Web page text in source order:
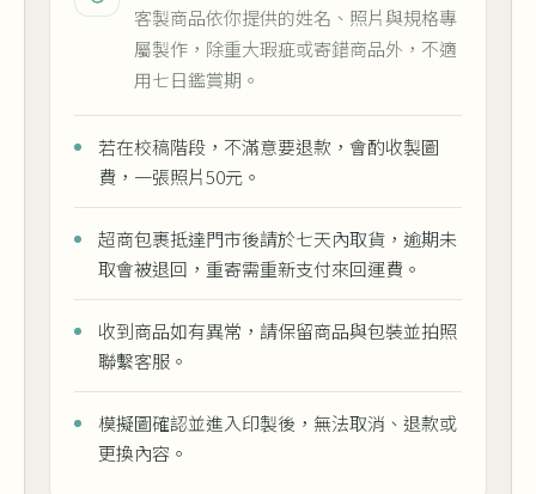
客製商品依你提供的姓名、照片與規格專
屬製作，除重大瑕疵或寄錯商品外，不適
用七日鑑賞期。
若在校稿階段，不滿意要退款，會酌收製圖
費，一張照片50元。
超商包裹抵達門市後請於七天內取貨，逾期未
取會被退回，重寄需重新支付來回運費。
收到商品如有異常，請保留商品與包裝並拍照
聯繫客服。
模擬圖確認並進入印製後，無法取消、退款或
更換內容。